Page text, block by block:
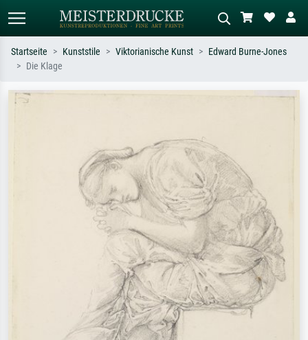
Suchen Sie nach Künstlern, Werktiteln
Startseite Kunststile Viktorianische Kunst
Edward Burne-Jones
Die Klage